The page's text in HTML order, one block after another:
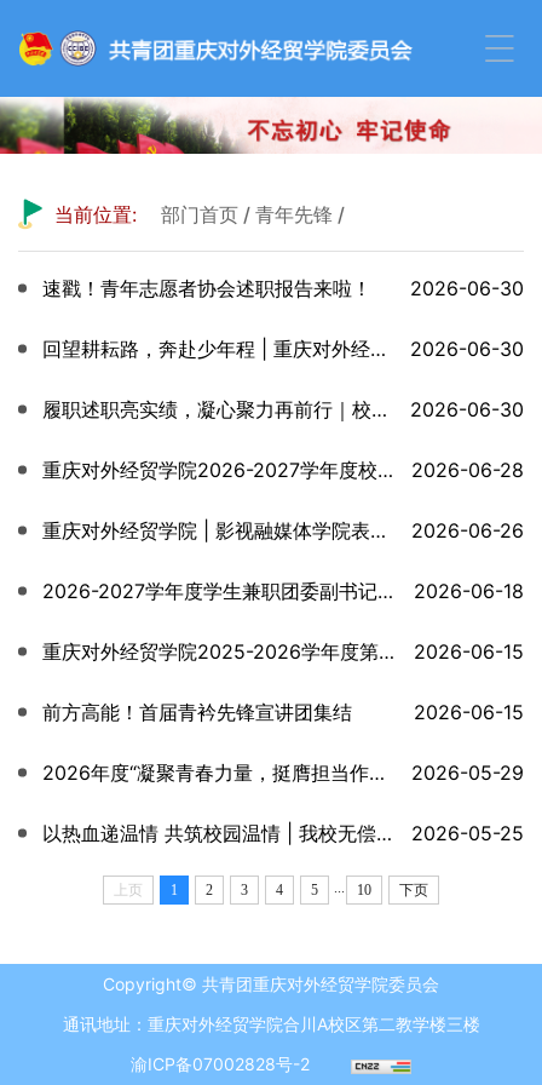
当前位置: 部门首页 / 青年先锋 /
速戳！青年志愿者协会述职报告来啦！ 2026-06-30
回望耕耘路，奔赴少年程 | 重庆对外经贸学院学生社团管理部2025-2026学年（春季学期）述职评... 2026-06-30
履职述职亮实绩，凝心聚力再前行｜校学生会 2025-2026学年（春季学期）述职评议工作圆满完成... 2026-06-30
重庆对外经贸学院2026-2027学年度校级学生组织主席团公推直选大会顺利召开！ 2026-06-28
重庆对外经贸学院 | 影视融媒体学院表演系师生深度参与“护航青春 禁毒有我”大中小学生禁毒... 2026-06-26
2026-2027学年度学生兼职团委副书记公推直选大会顺利召开！ 2026-06-18
重庆对外经贸学院2025-2026学年度第三批学生社团成立答辩仪式 2026-06-15
前方高能！首届青衿先锋宣讲团集结 2026-06-15
2026年度“凝聚青春力量，挺膺担当作为”标准化入团仪式顺利开 2026-05-29
以热血递温情 共筑校园温情 | 我校无偿献血活动顺利开展 2026-05-25
上页 1 2 3 4 5 ... 10 下页
Copyright© 共青团重庆对外经贸学院委员会
通讯地址：重庆对外经贸学院合川A校区第二教学楼三楼
渝ICP备07002828号-2